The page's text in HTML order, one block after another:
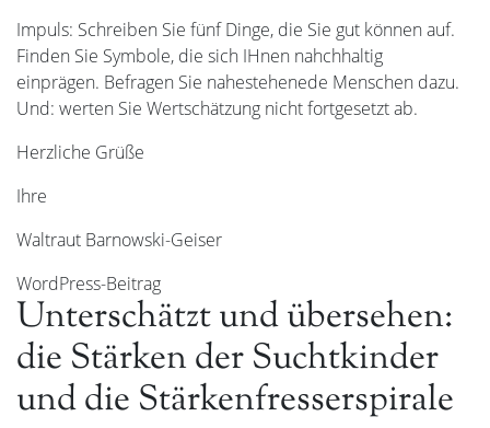
Impuls: Schreiben Sie fünf Dinge, die Sie gut können auf.
Finden Sie Symbole, die sich IHnen nahchhaltig
einprägen. Befragen Sie nahestehenede Menschen dazu.
Und: werten Sie Wertschätzung nicht fortgesetzt ab.
Herzliche Grüße
Ihre
Waltraut Barnowski-Geiser
WordPress-Beitrag
Unterschätzt und übersehen:
die Stärken der Suchtkinder
und die Stärkenfresserspirale